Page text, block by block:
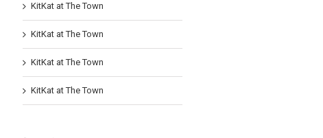
KitKat at The Town
KitKat at The Town
KitKat at The Town
KitKat at The Town